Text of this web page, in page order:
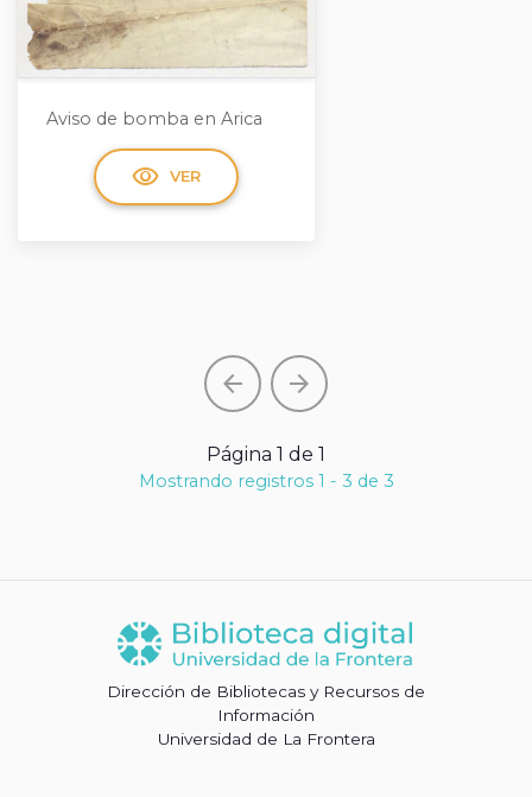
Aviso de bomba en Arica
visibility VER
arrow_back arrow_forward
Página 1 de 1
Mostrando registros 1 - 3 de 3
Dirección de Bibliotecas y Recursos de
Información
Universidad de La Frontera